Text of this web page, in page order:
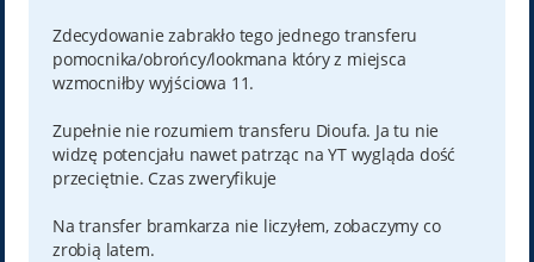
Zdecydowanie zabrakło tego jednego transferu
pomocnika/obrońcy/lookmana który z miejsca
wzmocniłby wyjściowa 11.
Zupełnie nie rozumiem transferu Dioufa. Ja tu nie
widzę potencjału nawet patrząc na YT wygląda dość
przeciętnie. Czas zweryfikuje
Na transfer bramkarza nie liczyłem, zobaczymy co
zrobią latem.